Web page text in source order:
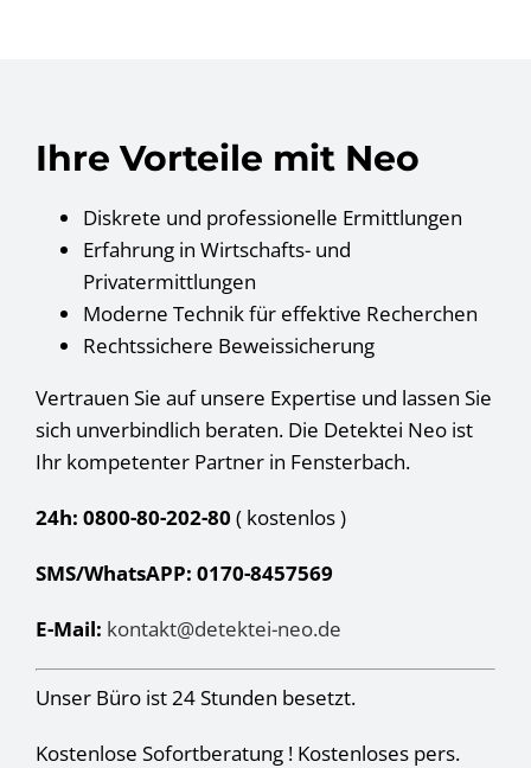
Ihre Vorteile mit Neo
Diskrete und professionelle Ermittlungen
Erfahrung in Wirtschafts- und
Privatermittlungen
Moderne Technik für effektive Recherchen
Rechtssichere Beweissicherung
Vertrauen Sie auf unsere Expertise und lassen Sie
sich unverbindlich beraten. Die Detektei Neo ist
Ihr kompetenter Partner in Fensterbach.
24h: 0800-80-202-80 ( kostenlos)
SMS/WhatsAPP: 0170-8457569
E-Mail: kontakt@detektei-neo.de
Unser Büro ist 24 Stunden besetzt.
Kostenlose Sofortberatung ! Kostenloses pers.